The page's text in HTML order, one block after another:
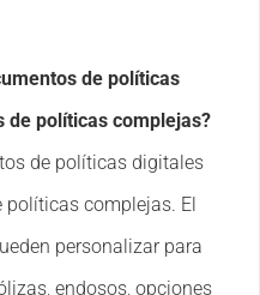
de políticas
políticas complejas?
de políticas digitales
complejas. El
personalizar para
endosos, opciones